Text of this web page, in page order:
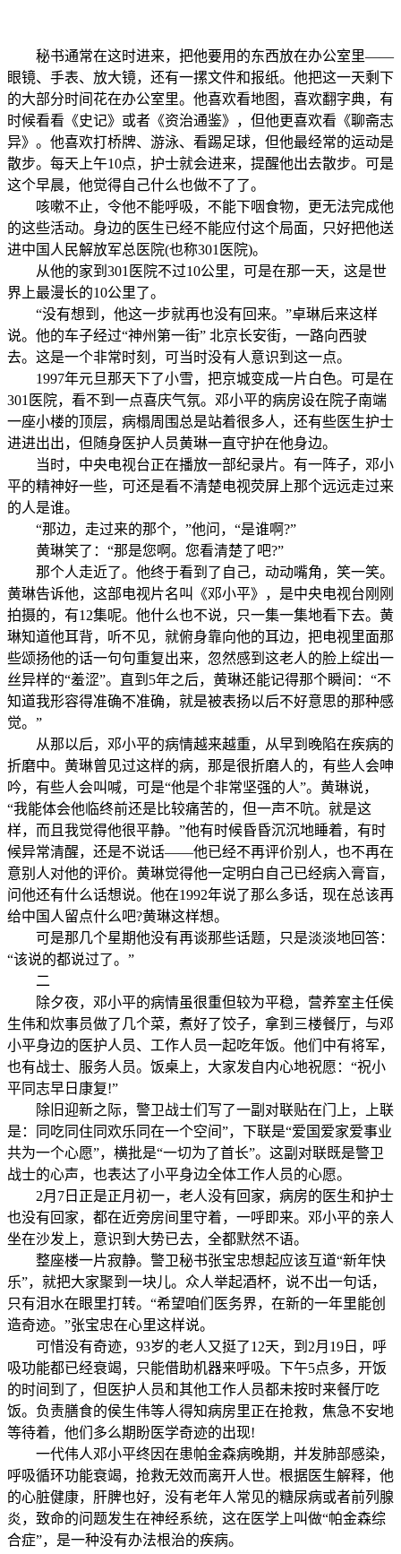
秘书通常在这时进来，把他要用的东西放在办公室里——
眼镜、手表、放大镜，还有一摞文件和报纸。他把这一天剩下
的大部分时间花在办公室里。他喜欢看地图，喜欢翻字典，有
时候看看《史记》或者《资治通鉴》，但他更喜欢看《聊斋志
异》。他喜欢打桥牌、游泳、看踢足球，但他最经常的运动是
散步。每天上午10点，护士就会进来，提醒他出去散步。可是
这个早晨，他觉得自己什么也做不了了。
咳嗽不止，令他不能呼吸，不能下咽食物，更无法完成他
的这些活动。身边的医生已经不能应付这个局面，只好把他送
进中国人民解放军总医院(也称301医院)。
从他的家到301医院不过10公里，可是在那一天，这是世
界上最漫长的10公里了。
“没有想到，他这一步就再也没有回来。”卓琳后来这样
说。他的车子经过“神州第一街” 北京长安街，一路向西驶
去。这是一个非常时刻，可当时没有人意识到这一点。
1997年元旦那天下了小雪，把京城变成一片白色。可是在
301医院，看不到一点喜庆气氛。邓小平的病房设在院子南端
一座小楼的顶层，病榻周围总是站着很多人，还有些医生护士
进进出出，但随身医护人员黄琳一直守护在他身边。
当时，中央电视台正在播放一部纪录片。有一阵子，邓小
平的精神好一些，可还是看不清楚电视荧屏上那个远远走过来
的人是谁。
“那边，走过来的那个，”他问，“是谁啊?”
黄琳笑了：“那是您啊。您看清楚了吧?”
那个人走近了。他终于看到了自己，动动嘴角，笑一笑。
黄琳告诉他，这部电视片名叫《邓小平》，是中央电视台刚刚
拍摄的，有12集呢。他什么也不说，只一集一集地看下去。黄
琳知道他耳背，听不见，就俯身靠向他的耳边，把电视里面那
些颂扬他的话一句句重复出来，忽然感到这老人的脸上绽出一
丝异样的“羞涩”。直到5年之后，黄琳还能记得那个瞬间：“不
知道我形容得准确不准确，就是被表扬以后不好意思的那种感
觉。”
从那以后，邓小平的病情越来越重，从早到晚陷在疾病的
折磨中。黄琳曾见过这样的病，那是很折磨人的，有些人会呻
吟，有些人会叫喊，可是“他是个非常坚强的人”。黄琳说，
“我能体会他临终前还是比较痛苦的，但一声不吭。就是这
样，而且我觉得他很平静。”他有时候昏昏沉沉地睡着，有时
候异常清醒，还是不说话——他已经不再评价别人，也不再在
意别人对他的评价。黄琳觉得他一定明白自己已经病入膏盲，
问他还有什么话想说。他在1992年说了那么多话，现在总该再
给中国人留点什么吧?黄琳这样想。
可是那几个星期他没有再谈那些话题，只是淡淡地回答：
“该说的都说过了。”
二
除夕夜，邓小平的病情虽很重但较为平稳，营养室主任侯
生伟和炊事员做了几个菜，煮好了饺子，拿到三楼餐厅，与邓
小平身边的医护人员、工作人员一起吃年饭。他们中有将军，
也有战士、服务人员。饭桌上，大家发自内心地祝愿：“祝小
平同志早日康复!”
除旧迎新之际，警卫战士们写了一副对联贴在门上，上联
是：同吃同住同欢乐同在一个空间”，下联是“爱国爱家爱事业
共为一个心愿”，横批是“一切为了首长”。这副对联既是警卫
战士的心声，也表达了小平身边全体工作人员的心愿。
2月7日正是正月初一，老人没有回家，病房的医生和护士
也没有回家，都在近旁房间里守着，一呼即来。邓小平的亲人
坐在沙发上，意识到大势已去，全都默然不语。
整座楼一片寂静。警卫秘书张宝忠想起应该互道“新年快
乐”，就把大家聚到一块儿。众人举起酒杯，说不出一句话，
只有泪水在眼里打转。“希望咱们医务界，在新的一年里能创
造奇迹。”张宝忠在心里这样说。
可惜没有奇迹，93岁的老人又挺了12天，到2月19日，呼
吸功能都已经衰竭，只能借助机器来呼吸。下午5点多，开饭
的时间到了，但医护人员和其他工作人员都未按时来餐厅吃
饭。负责膳食的侯生伟等人得知病房里正在抢救，焦急不安地
等待着，他们多么期盼医学奇迹的出现!
一代伟人邓小平终因在患帕金森病晚期，并发肺部感染，
呼吸循环功能衰竭，抢救无效而离开人世。根据医生解释，他
的心脏健康，肝脾也好，没有老年人常见的糖尿病或者前列腺
炎，致命的问题发生在神经系统，这在医学上叫做“帕金森综
合症”，是一种没有办法根治的疾病。